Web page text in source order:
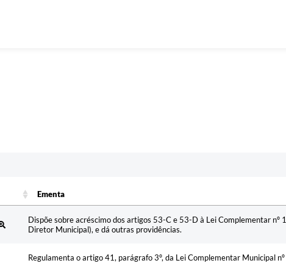
Ementa
Dispõe sobre acréscimo dos artigos 53-C e 53-D à Lei Complementar nº
Diretor Municipal), e dá outras providências.
Regulamenta o artigo 41, parágrafo 3º, da Lei Complementar Municipal